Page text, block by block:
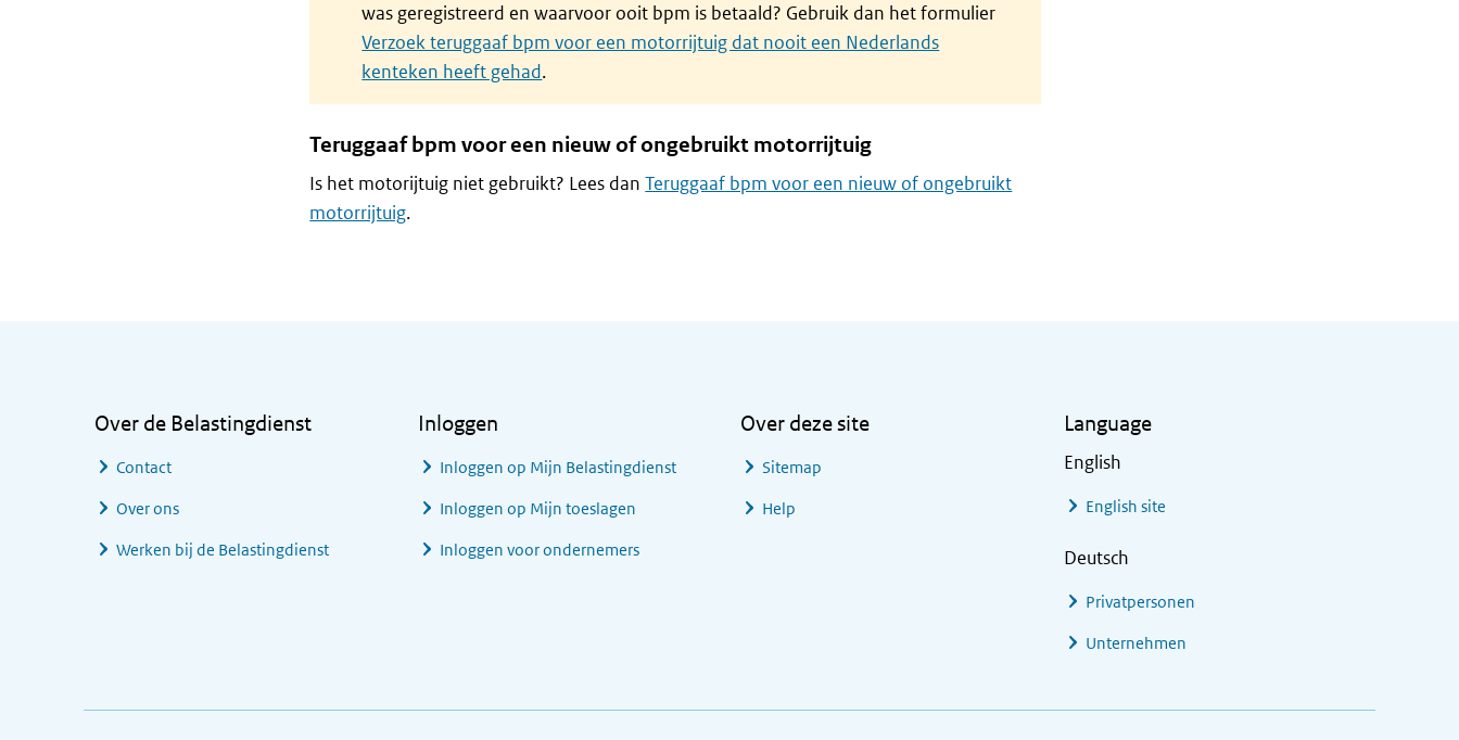
was geregistreerd en waarvoor ooit bpm is betaald? Gebruik dan het formulier
Verzoek teruggaaf bpm voor een motorrijtuig dat nooit een Nederlands
kenteken heeft gehad.
Teruggaaf bpm voor een nieuw of ongebruikt motorrijtuig
Is het motorijtuig niet gebruikt? Lees danTeruggaaf bpm voor een nieuw of ongebruikt
motorrijtuig.
Over de Belastingdienst
Contact
Over ons
Werken bij de Belastingdienst
Inloggen
Inloggen op Mijn Belastingdienst
Inloggen op Mijn toeslagen
Inloggen voor ondernemers
Over deze site
Sitemap
Help
Language
English
English site
Deutsch
Privatpersonen
Unternehmen